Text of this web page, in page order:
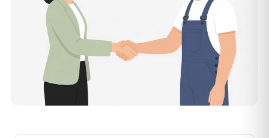
wird nur der Entrümpler, den Sie selbst auswählen.
Was kostet die Entrümpelung einer normalen
Wohnung in Eisenhüttenstadt?
Für eine durchschnittliche Wohnung mit rund 65 m² liegen
die Kosten in Eisenhüttenstadt bei etwa 1.840 €, das
entspricht im Schnitt rund 30,2 € je Quadratmeter.
Zugänglichkeit (Etage, Aufzug), Menge und Sperrmüllanteil
verschieben den Preis nach oben oder unten — den
genauen Festpreis nennt Ihnen der Entrümpler nach
13 Werden Entrümpelungen in Eisenhüttenstadt in